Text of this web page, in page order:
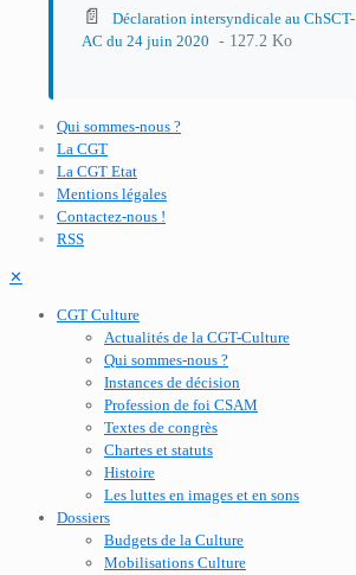
📄
Déclaration intersyndicale au ChSCT-
AC du 24 juin 2020 - 127.2 Ko
Qui sommes-nous ?
La CGT
La CGT Etat
Mentions légales
Contactez-nous !
RSS
✕
CGT Culture
Actualités de la CGT-Culture
Qui sommes-nous ?
Instances de décision
Profession de foi CSAM
Textes de congrès
Chartes et statuts
Histoire
Les luttes en images et en sons
Dossiers
Budgets de la Culture
Mobilisations Culture